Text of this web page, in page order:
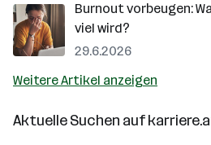
Burnout vorbeugen:
viel wird?
29.6.2026
Weitere Artikel anzeigen
Aktuelle Suchen auf